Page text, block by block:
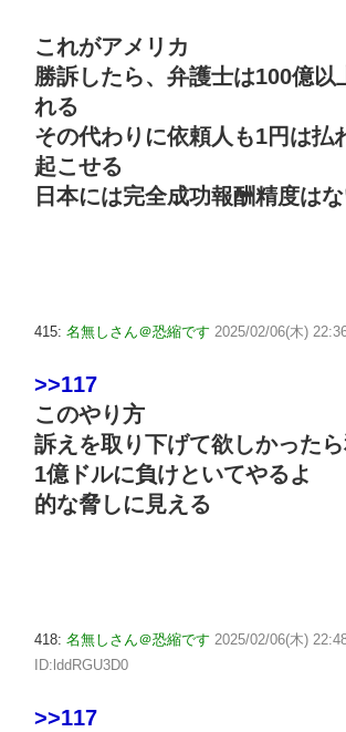
これがアメリカ
勝訴したら、弁護士は100億以
れる
その代わりに依頼人も1円は払
起こせる
日本には完全成功報酬精度は
415: 名無しさん＠恐縮です 2025/02/06(木)
>>117
このやり方
訴えを取り下げて欲しかった
1億ドルに負けといてやるよ
的な脅しに見える
418: 名無しさん＠恐縮です 2025/02/06(木)
ID:lddRGU3D0
>>117